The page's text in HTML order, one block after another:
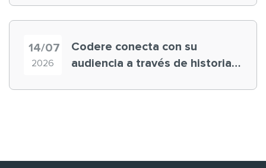
14/07
2026
Codere conecta con su
audiencia a través de historias